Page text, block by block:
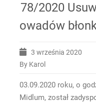
78/2020
owadów
3 września 2020
By Karol
03.09.2020 roku, o
Midlum, został